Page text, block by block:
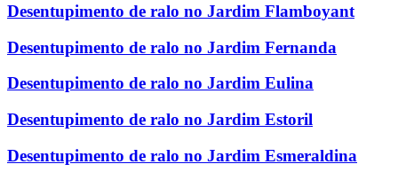
Desentupimento de ralo no Jardim Flamboyant
Desentupimento de ralo no Jardim Fernanda
Desentupimento de ralo no Jardim Eulina
Desentupimento de ralo no Jardim Estoril
Desentupimento de ralo no Jardim Esmeraldina